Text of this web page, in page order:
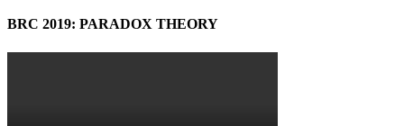
BRC 2019: PARADOX THEORY